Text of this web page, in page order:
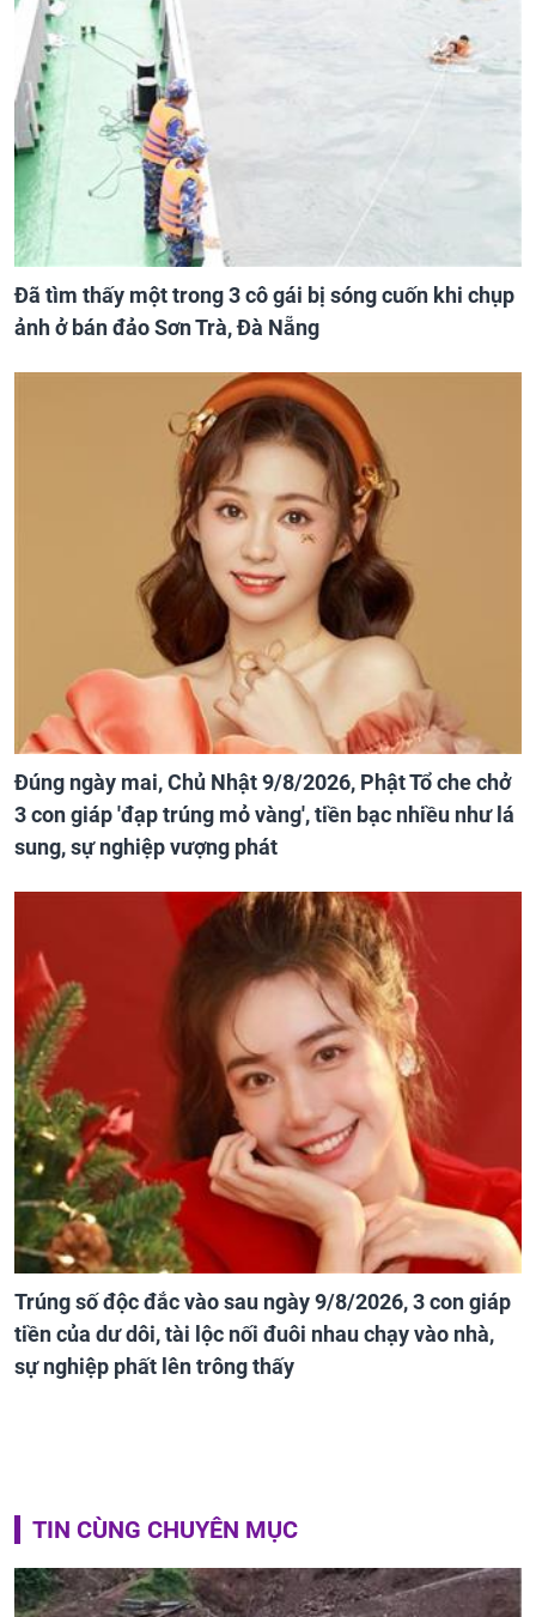
Đã tìm thấy một trong 3 cô gái bị sóng cuốn khi chụp
ảnh ở bán đảo Sơn Trà, Đà Nẵng
Đúng ngày mai, Chủ Nhật 9/8/2026, Phật Tổ che chở
3 con giáp 'đạp trúng mỏ vàng', tiền bạc nhiều như lá
sung, sự nghiệp vượng phát
Trúng số độc đắc vào sau ngày 9/8/2026, 3 con giáp
tiền của dư dôi, tài lộc nối đuôi nhau chạy vào nhà,
sự nghiệp phất lên trông thấy
TIN CÙNG CHUYÊN MỤC